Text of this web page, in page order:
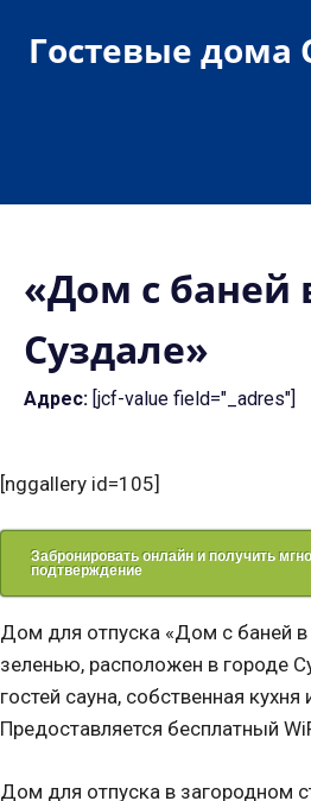
Гостевые дома
«Дом с баней
Суздале»
Адрес: [jcf-value field="_adres"]
[nggallery id=105]
Забронировать онлайн и получить
подтверждение
Дом для отпуска «Дом с баней
зеленью, расположен в городе
гостей сауна, собственная кухня
Предоставляется бесплатный
Дом для отпуска в загородном